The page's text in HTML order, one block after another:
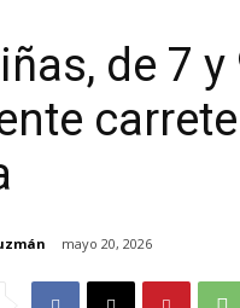
de 7
mayo 20, 2026